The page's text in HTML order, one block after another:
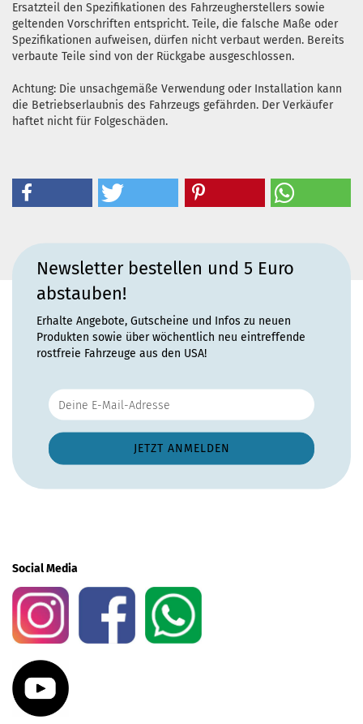
Ersatzteil den Spezifikationen des Fahrzeugherstellers sowie
geltenden Vorschriften entspricht. Teile, die falsche Maße oder
Spezifikationen aufweisen, dürfen nicht verbaut werden. Bereits
verbaute Teile sind von der Rückgabe ausgeschlossen.
Achtung: Die unsachgemäße Verwendung oder Installation kann
die Betriebserlaubnis des Fahrzeugs gefährden. Der Verkäufer
haftet nicht für Folgeschäden.
Newsletter bestellen und 5 Euro
abstauben!
Erhalte Angebote, Gutscheine und Infos zu neuen
Produkten sowie über wöchentlich neu eintreffende
rostfreie Fahrzeuge aus den USA!
Social Media